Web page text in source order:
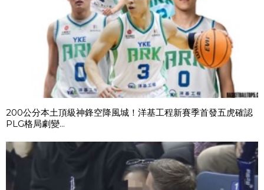
200公分本土頂級神鋒空降風城！洋基工程新賽季首發五虎確認
PLG格局劇變...